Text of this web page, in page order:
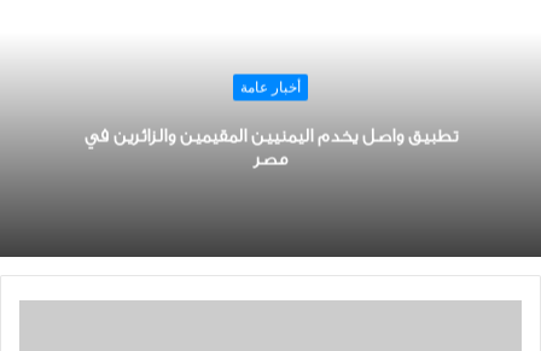
أخبار عامة
تطبيق واصل يخدم اليمنيين المقيمين والزائرين في
مصر